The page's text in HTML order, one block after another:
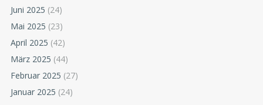
Juni 2025 (24)
Mai 2025 (23)
April 2025 (42)
März 2025 (44)
Februar 2025 (27)
Januar 2025 (24)